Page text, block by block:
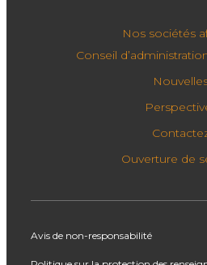
Nos sociétés
Conseil
Ouverture de
Avis de non-responsabilité